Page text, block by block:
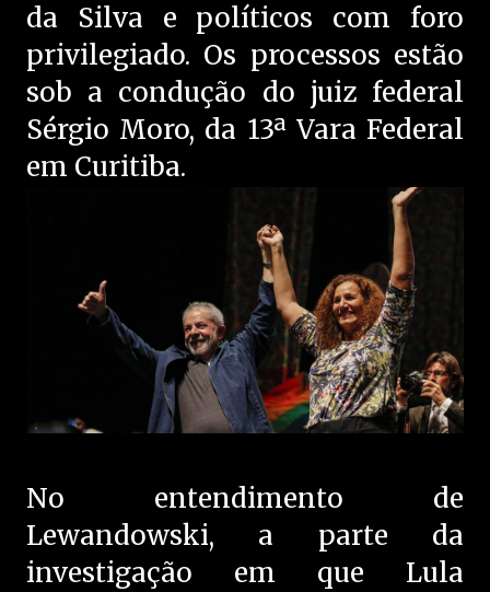
da Silva e políticos com foro
privilegiado. Os processos estão
sob a condução do juiz federal
Sérgio Moro, da 13ª Vara Federal
em Curitiba.
No entendimento de
Lewandowski, a parte da
investigação em que Lula